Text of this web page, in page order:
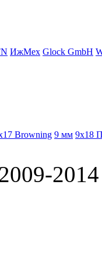
ИжМех Glock GmbH
Browning 9 мм 9x18